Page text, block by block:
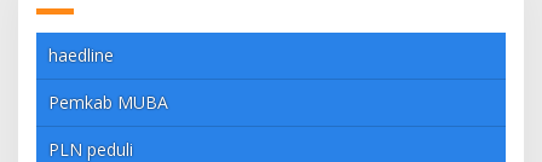
haedline
Pemkab MUBA
PLN peduli